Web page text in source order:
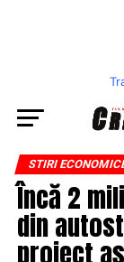
STIRI
Încă 2
din
proiect